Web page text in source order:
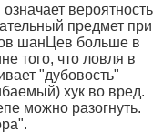
вероятность
предмет при
шанЦев больше в
того, что ловля в
"дубовость"
хук во вред.
можно разогнуть.